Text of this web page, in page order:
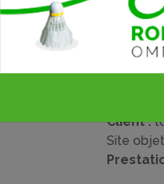
Client :
Site